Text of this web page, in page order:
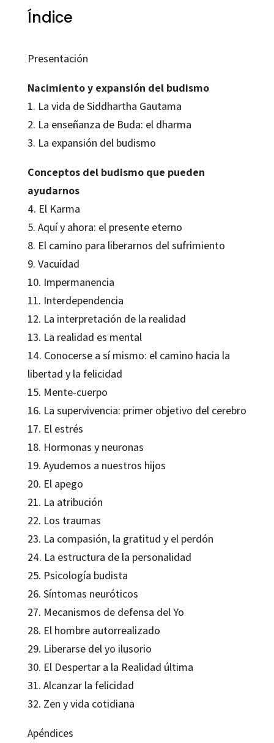
Índice
Presentación
Nacimiento y expansión del budismo
1. La vida de Siddhartha Gautama
2. La enseñanza de Buda: el dharma
3. La expansión del budismo
Conceptos del budismo que pueden
ayudarnos
4. El Karma
5. Aquí y ahora: el presente eterno
8. El camino para liberarnos del sufrimiento
9. Vacuidad
10. Impermanencia
11. Interdependencia
12. La interpretación de la realidad
13. La realidad es mental
14. Conocerse a sí mismo: el camino hacia la
libertad y la felicidad
15. Mente-cuerpo
16. La supervivencia: primer objetivo del cerebro
17. El estrés
18. Hormonas y neuronas
19. Ayudemos a nuestros hijos
20. El apego
21. La atribución
22. Los traumas
23. La compasión, la gratitud y el perdón
24. La estructura de la personalidad
25. Psicología budista
26. Síntomas neuróticos
27. Mecanismos de defensa del Yo
28. El hombre autorrealizado
29. Liberarse del yo ilusorio
30. El Despertar a la Realidad última
31. Alcanzar la felicidad
32. Zen y vida cotidiana
Apéndices